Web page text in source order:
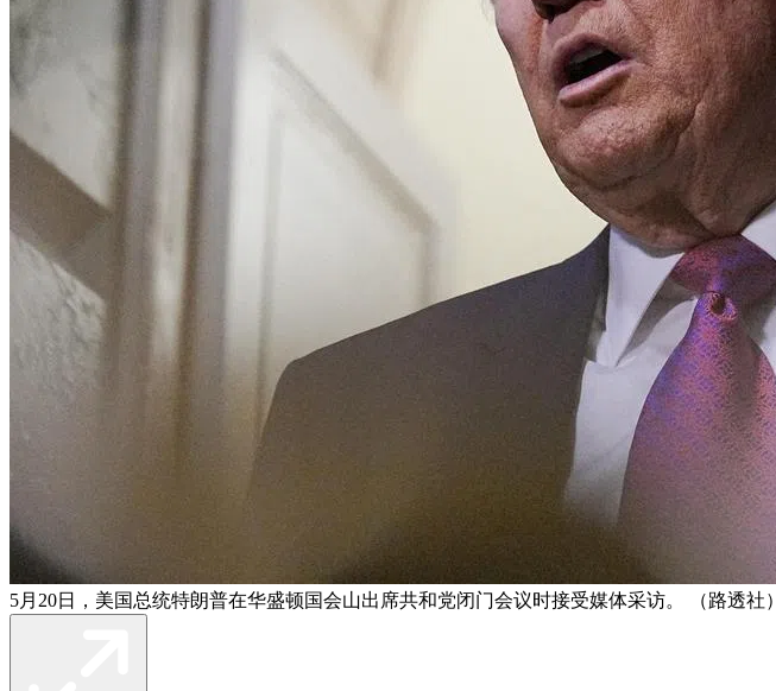
5月20日，美国总统特朗普在华盛顿国会山出席共和党闭门会议时接受媒体采访。 （路透社）